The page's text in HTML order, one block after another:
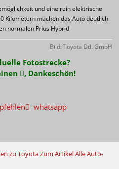
und eine rein elektrische
Kilometern machen das Auto deutlich
normalen Prius Hybrid
Bild: Toyota Dtl. GmbH
Fotostrecke?
, Dankeschön!
whatsapp
zu ToyotaZum ArtikelAlle Auto-